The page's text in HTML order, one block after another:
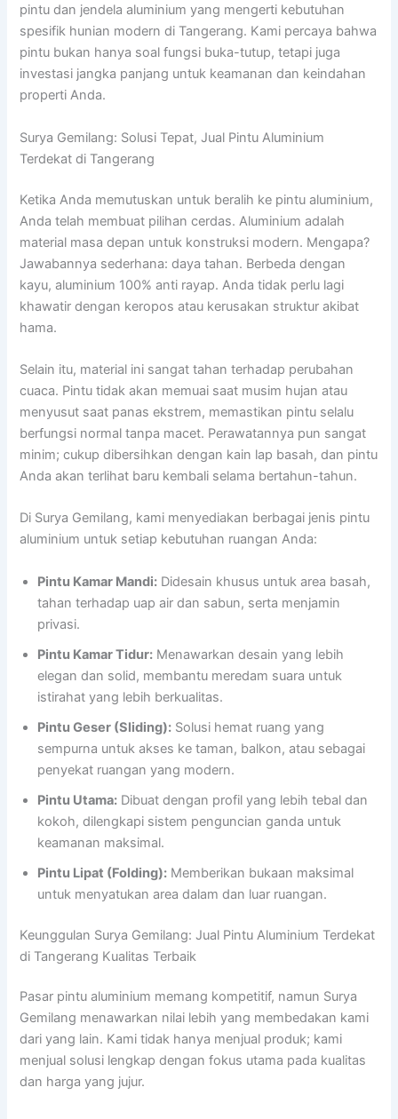
pintu dan jendela aluminium yang mengerti kebutuhan
spesifik hunian modern di Tangerang. Kami percaya bahwa
pintu bukan hanya soal fungsi buka-tutup, tetapi juga
investasi jangka panjang untuk keamanan dan keindahan
properti Anda.
Surya Gemilang: Solusi Tepat, Jual Pintu Aluminium
Terdekat di Tangerang
Ketika Anda memutuskan untuk beralih ke pintu aluminium,
Anda telah membuat pilihan cerdas. Aluminium adalah
material masa depan untuk konstruksi modern. Mengapa?
Jawabannya sederhana: daya tahan. Berbeda dengan
kayu, aluminium 100% anti rayap. Anda tidak perlu lagi
khawatir dengan keropos atau kerusakan struktur akibat
hama.
Selain itu, material ini sangat tahan terhadap perubahan
cuaca. Pintu tidak akan memuai saat musim hujan atau
menyusut saat panas ekstrem, memastikan pintu selalu
berfungsi normal tanpa macet. Perawatannya pun sangat
minim; cukup dibersihkan dengan kain lap basah, dan pintu
Anda akan terlihat baru kembali selama bertahun-tahun.
Di Surya Gemilang, kami menyediakan berbagai jenis pintu
aluminium untuk setiap kebutuhan ruangan Anda:
Pintu Kamar Mandi: Didesain khusus untuk area basah,
tahan terhadap uap air dan sabun, serta menjamin
privasi.
Pintu Kamar Tidur: Menawarkan desain yang lebih
elegan dan solid, membantu meredam suara untuk
istirahat yang lebih berkualitas.
Pintu Geser (Sliding): Solusi hemat ruang yang
sempurna untuk akses ke taman, balkon, atau sebagai
penyekat ruangan yang modern.
Pintu Utama: Dibuat dengan profil yang lebih tebal dan
kokoh, dilengkapi sistem penguncian ganda untuk
keamanan maksimal.
Pintu Lipat (Folding): Memberikan bukaan maksimal
untuk menyatukan area dalam dan luar ruangan.
Keunggulan Surya Gemilang: Jual Pintu Aluminium Terdekat
di Tangerang Kualitas Terbaik
Pasar pintu aluminium memang kompetitif, namun Surya
Gemilang menawarkan nilai lebih yang membedakan kami
dari yang lain. Kami tidak hanya menjual produk; kami
menjual solusi lengkap dengan fokus utama pada kualitas
dan harga yang jujur.